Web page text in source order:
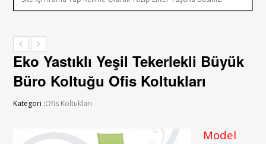
Eko Yastıklı Yeşil Tekerlekli Büyük
Büro Koltuğu Ofis Koltukları
Kategori :Ofis Koltukları
Model